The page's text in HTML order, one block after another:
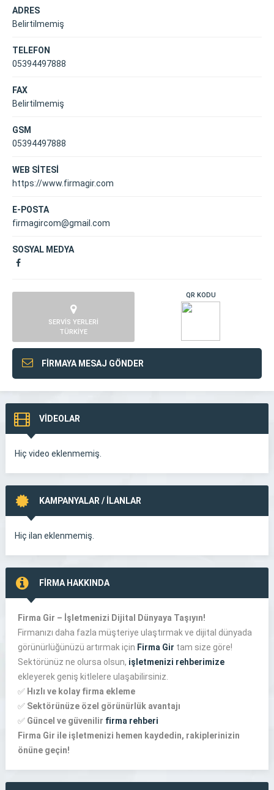
ADRES
Belirtilmemiş
TELEFON
05394497888
FAX
Belirtilmemiş
GSM
05394497888
WEB SİTESİ
https://www.firmagir.com
E-POSTA
firmagircom@gmail.com
SOSYAL MEDYA
SERVİS YERLERİ
TÜRKİYE
QR KODU
FİRMAYA MESAJ GÖNDER
VİDEOLAR
Hiç video eklenmemiş.
KAMPANYALAR / İLANLAR
Hiç ilan eklenmemiş.
FİRMA HAKKINDA
Firma Gir – İşletmenizi Dijital Dünyaya Taşıyın!
Firmanızı daha fazla müşteriye ulaştırmak ve dijital dünyada
görünürlüğünüzü artırmak için Firma Gir tam size göre!
Sektörünüz ne olursa olsun, işletmenizi rehberimize
ekleyerek geniş kitlelere ulaşabilirsiniz.
✅ Hızlı ve kolay firma ekleme
✅ Sektörünüze özel görünürlük avantajı
✅ Güncel ve güvenilir firma rehberi
Firma Gir ile işletmenizi hemen kaydedin, rakiplerinizin
önüne geçin!